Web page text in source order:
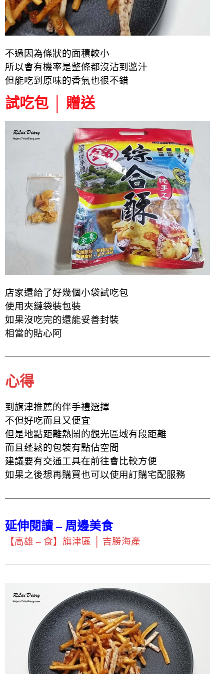
不過因為條狀的面積較小
所以會有機率是整條都沒沾到醬汁
但能吃到原味的香氣也很不錯
試吃包 │ 贈送
店家還給了好幾個小袋試吃包
使用夾鏈袋裝包裝
如果沒吃完的還能妥善封裝
相當的貼心阿
心得
到旗津推薦的伴手禮選擇
不但好吃而且又便宜
但是地點距離熱鬧的觀光區域有段距離
而且蓬鬆的包裝有點佔空間
建議要有交通工具在前往會比較方便
如果之後想再購買也可以使用訂購宅配服務
延伸閱讀 – 周邊美食
【高雄 – 食】旗津區 │ 吉勝海產